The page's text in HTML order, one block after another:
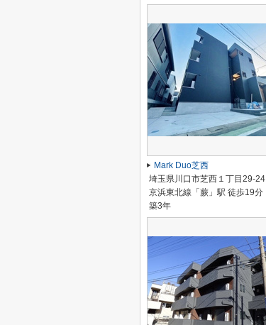
Mark Duo芝西
埼玉県川口市芝西１丁目29-24
京浜東北線「蕨」駅 徒歩19分
築3年